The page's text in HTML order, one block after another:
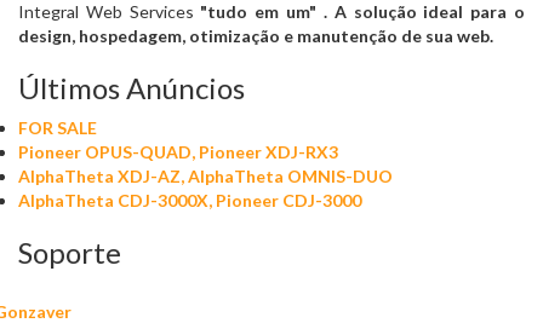
Integral Web Services "tudo em um" . A solução ideal para o
design, hospedagem, otimização e manutenção de sua web.
Últimos Anúncios
FOR SALE
Pioneer OPUS-QUAD, Pioneer XDJ-RX3
AlphaTheta XDJ-AZ, AlphaTheta OMNIS-DUO
AlphaTheta CDJ-3000X, Pioneer CDJ-3000
Soporte